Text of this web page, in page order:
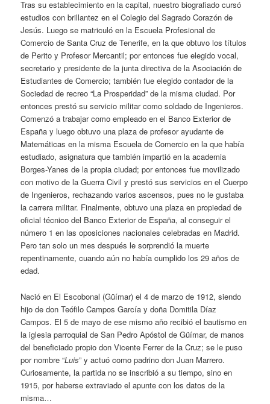
Tras su establecimiento en la capital, nuestro biografiado cursó
estudios con brillantez en el Colegio del Sagrado Corazón de
Jesús. Luego se matriculó en la Escuela Profesional de
Comercio de Santa Cruz de Tenerife, en la que obtuvo los títulos
de Perito y Profesor Mercantil; por entonces fue elegido vocal,
secretario y presidente de la junta directiva de la Asociación de
Estudiantes de Comercio; también fue elegido contador de la
Sociedad de recreo “La Prosperidad” de la misma ciudad. Por
entonces prestó su servicio militar como soldado de Ingenieros.
Comenzó a trabajar como empleado en el Banco Exterior de
España y luego obtuvo una plaza de profesor ayudante de
Matemáticas en la misma Escuela de Comercio en la que había
estudiado, asignatura que también impartió en la academia
Borges-Yanes de la propia ciudad; por entonces fue movilizado
con motivo de la Guerra Civil y prestó sus servicios en el Cuerpo
de Ingenieros, rechazando varios ascensos, pues no le gustaba
la carrera militar. Finalmente, obtuvo una plaza en propiedad de
oficial técnico del Banco Exterior de España, al conseguir el
número 1 en las oposiciones nacionales celebradas en Madrid.
Pero tan solo un mes después le sorprendió la muerte
repentinamente, cuando aún no había cumplido los 29 años de
edad.
Nació en El Escobonal (Güímar) el 4 de marzo de 1912, siendo
hijo de don Teófilo Campos García y doña Domitila Díaz
Campos. El 5 de mayo de ese mismo año recibió el bautismo en
la iglesia parroquial de San Pedro Apóstol de Güímar, de manos
del beneficiado propio don Vicente Ferrer de la Cruz; se le puso
por nombre “Luis” y actuó como padrino don Juan Marrero.
Curiosamente, la partida no se inscribió a su tiempo, sino en
1915, por haberse extraviado el apunte con los datos de la
misma…